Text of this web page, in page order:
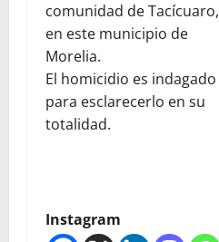
comunidad de Tacícuaro,
en este municipio de
Morelia.
El homicidio es indagado
para esclarecerlo en su
totalidad.
Instagram